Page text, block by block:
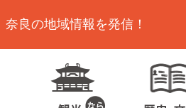
奈良の地域情報を発信！